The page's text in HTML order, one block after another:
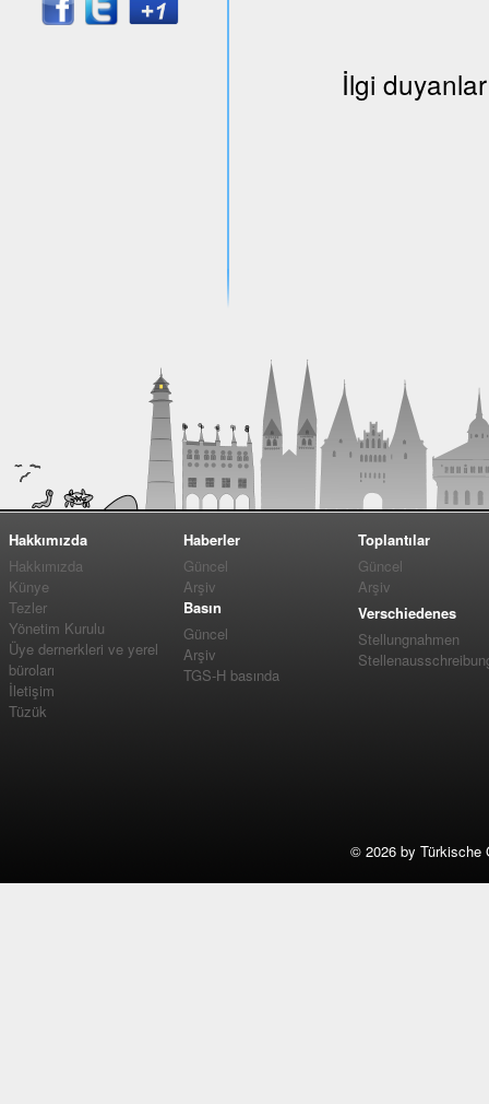
İlgi
Hakkımızda
Hakkımızda
Künye
Tezler
Yönetim Kurulu
Üye dernerkleri ve yerel
büroları
İletişim
Tüzük
Haberler
Güncel
Arşiv
Basın
Güncel
Arşiv
TGS-H basında
Toplantılar
Güncel
Arşiv
Verschiedenes
Stellungnahmen
© 2026 by Türkische